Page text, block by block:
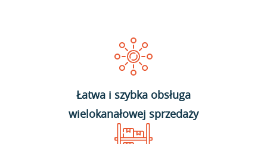
Łatwa i szybka obsługa
wielokanałowej sprzedaży